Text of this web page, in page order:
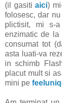
(il gasitiaici)
folosesc, dar
plictisit, mi s-
enzimatic de
consumat tot
asta luati-va
in schimb
placut mult si
mini pe